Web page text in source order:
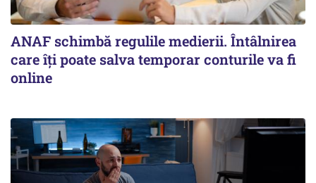
ANAF schimbă regulile medierii. Întâlnirea
care îți poate salva temporar conturile va fi
online